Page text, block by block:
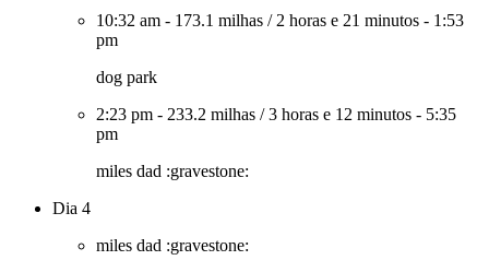
10:32 am - 173.1 milhas / 2 horas e 21 minutos - 1:53
pm
dog park
2:23 pm - 233.2 milhas /3 horas e 12 minutos - 5:35
pm
miles dad :gravestone:
Dia 4
miles dad :gravestone: